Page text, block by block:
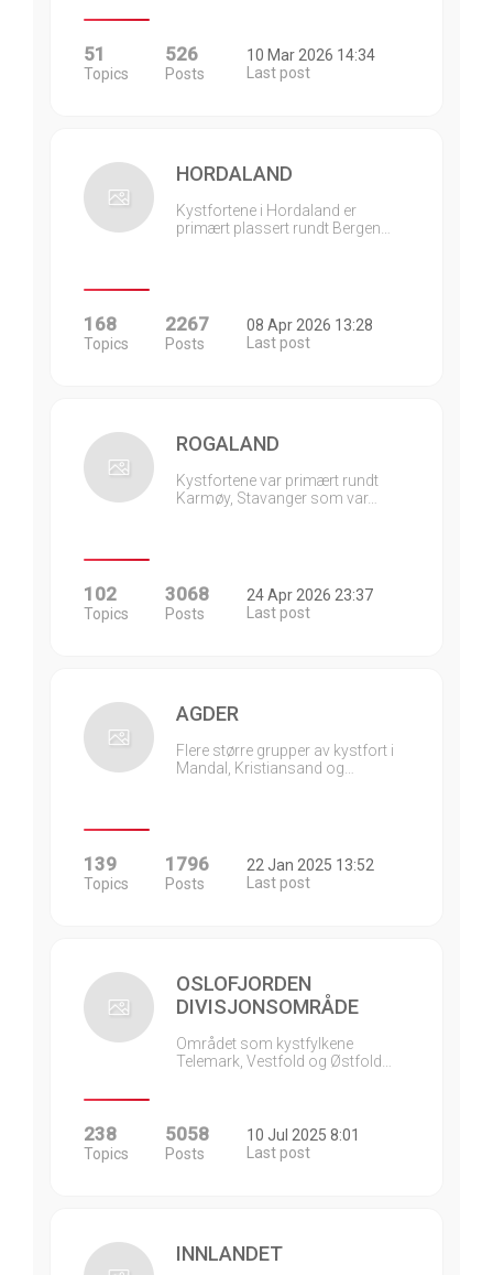
51
Topics
526
Posts
10 Mar 2026 14:34
Last post
HORDALAND
Kystfortene i Hordaland er
primært plassert rundt Bergen…
168
Topics
2267
Posts
08 Apr 2026 13:28
Last post
ROGALAND
Kystfortene var primært rundt
Karmøy, Stavanger som var…
102
Topics
3068
Posts
24 Apr 2026 23:37
Last post
AGDER
Flere større grupper av kystfort i
Mandal, Kristiansand og…
139
Topics
1796
Posts
22 Jan 2025 13:52
Last post
OSLOFJORDEN
DIVISJONSOMRÅDE
Området som kystfylkene
Telemark, Vestfold og Østfold…
238
Topics
5058
Posts
10 Jul 2025 8:01
Last post
INNLANDET